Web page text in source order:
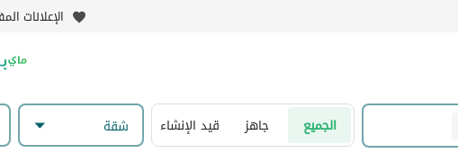
الإعلانات
الجميع جاهز قيد الإنشاء شقة